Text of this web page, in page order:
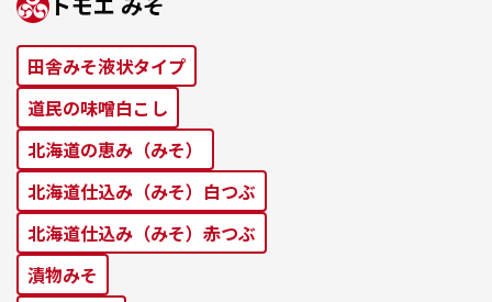
田舎みそ液状タイプ
道⺠の味噌⽩こし
北海道の恵み（みそ）
北海道仕込み（みそ）⽩つぶ
北海道仕込み（みそ）⾚つぶ
漬物みそ